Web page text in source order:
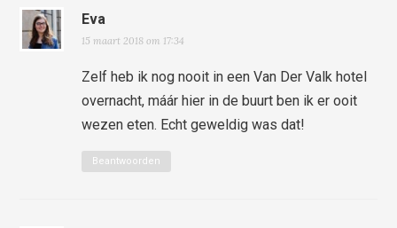
Eva
15 maart 2018 om 17:34
Zelf heb ik nog nooit in een Van Der Valk hotel
overnacht, máár hier in de buurt ben ik er ooit
wezen eten. Echt geweldig was dat!
Beantwoorden